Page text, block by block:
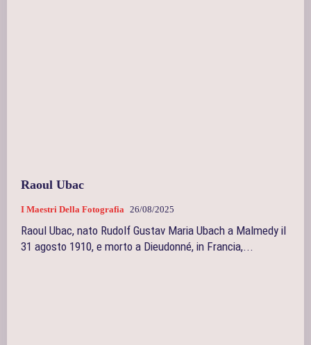
Raoul Ubac
I Maestri Della Fotografia 26/08/2025
Raoul Ubac, nato Rudolf Gustav Maria Ubach a Malmedy il
31 agosto 1910, e morto a Dieudonné, in Francia,...